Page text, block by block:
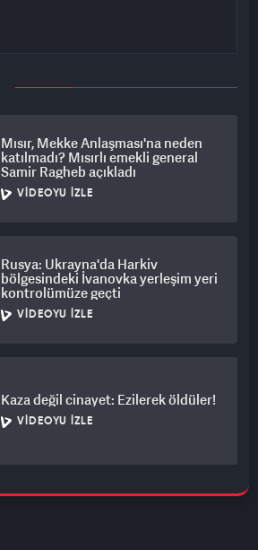
Mısır, Mekke Anlaşması'na neden
katılmadı? Mısırlı emekli general
Samir Ragheb açıkladı
VIDEOYU İZLE
Rusya: Ukrayna'da Harkiv
bölgesindeki İvanovka yerleşim yeri
kontrolümüze geçti
VIDEOYU İZLE
Kaza değil cinayet: Ezilerek öldüler!
VIDEOYU İZLE